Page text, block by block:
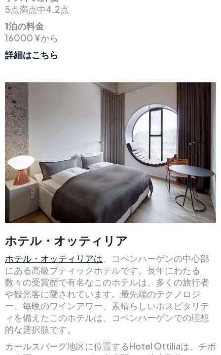
5点満点中4.2点
1泊の料金
16000 ¥から
詳細はこちら
ホテル・オッティリア
ホテル・オッティリアは、コペンハーゲンの中心部
にある高級ブティックホテルです。長年にわたる
数々の受賞歴で有名なこのホテルは、多くの旅行者
や観光客に愛されています。最先端のテクノロジ
ー、毎晩のワインアワー、素晴らしいホスピタリテ
ィを備えたこのホテルは、コペンハーゲンでの理想
的な選択肢です。
カールスバーグ地区に位置するHotel Ottiliaは、チボ